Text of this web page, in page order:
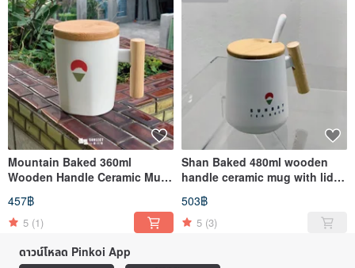
Mountain Baked 360ml
Wooden Handle Ceramic Mug
with Lid
457฿
5 (1)
Shan Baked 480ml wooden
handle ceramic mug with lid
and stirring spoon
503฿
5 (3)
ดาวน์โหลด Pinkoi App